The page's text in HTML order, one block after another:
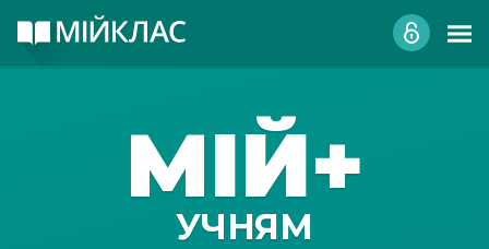
МІЙ+
УЧНЯМ